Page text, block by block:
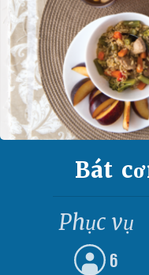
Bát
Phục vụ
6